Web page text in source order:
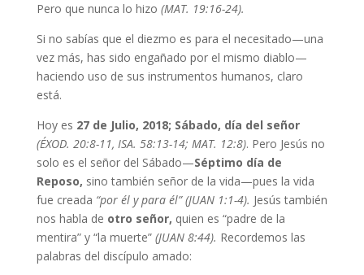
Pero que nunca lo hizo (MAT. 19:16-24).
Si no sabías que el diezmo es para el necesitado—una
vez más, has sido engañado por el mismo diablo—
haciendo uso de sus instrumentos humanos, claro
está.
Hoy es 27 de Julio, 2018; Sábado, día del señor
(ÉXOD. 20:8-11, ISA. 58:13-14; MAT. 12:8). Pero Jesús no
solo es el señor del Sábado—Séptimo día de
Reposo, sino también señor de la vida—pues la vida
fue creada “por él y para él” (JUAN 1:1-4). Jesús también
nos habla de otro señor, quien es “padre de la
mentira” y “la muerte” (JUAN 8:44). Recordemos las
palabras del discípulo amado: